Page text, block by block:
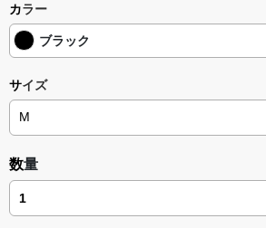
カラー
ブラック
サイズ
数量